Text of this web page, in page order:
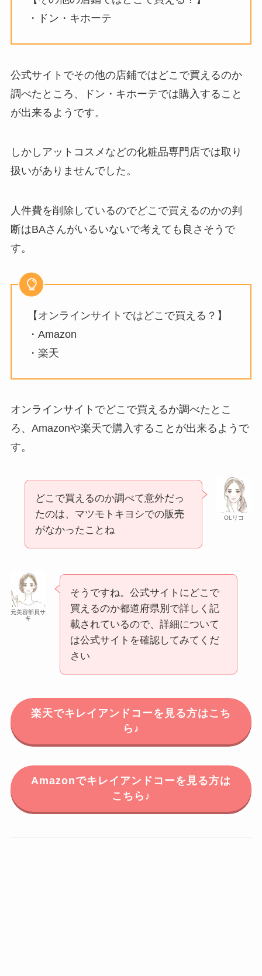
・ドン・キホーテ
公式サイトでその他の店鋪ではどこで買えるのか
調べたところ、ドン・キホーテでは購入すること
が出来るようです。
しかしアットコスメなどの化粧品専門店では取り
扱いがありませんでした。
人件費を削除しているのでどこで買えるのかの判
断はBAさんがいるいないで考えても良さそうで
す。
【オンラインサイトではどこで買える？】
・Amazon
・楽天
オンラインサイトでどこで買えるか調べたとこ
ろ、Amazonや楽天で購入することが出来るようで
す。
OLリコ
どこで買えるのか調べて意外だっ
たのは、マツモトキヨシでの販売
がなかったことね
元美容部員サ
キ
そうですね。公式サイトにどこで
買えるのか都道府県別で詳しく記
載されているので、詳細について
は公式サイトを確認してみてくだ
さい
楽天でキレイアンドコーを見る方はこち
ら♪
Amazonでキレイアンドコーを見る方は
こちら♪